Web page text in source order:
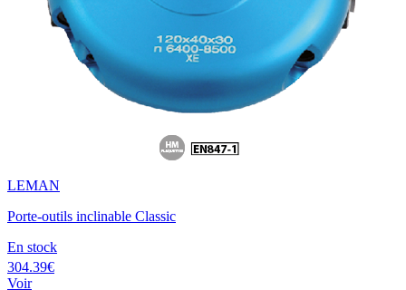
LEMAN
Porte-outils inclinable Classic
En stock
304.39€
Voir